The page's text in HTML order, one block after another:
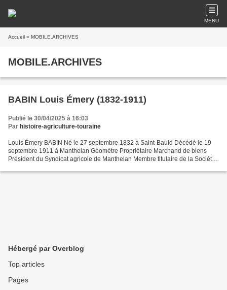
MENU
Accueil » MOBILE.ARCHIVES
MOBILE.ARCHIVES
BABIN Louis Émery (1832-1911)
Publié le 30/04/2025 à 16:03
Par histoire-agriculture-touraine
Louis Émery BABIN Né le 27 septembre 1832 à Saint-Bauld Décédé le 19
septembre 1911 à Manthelan Géomètre Propriétaire Marchand de biens
Président du Syndicat agricole de Manthelan Membre titulaire de la Société
Hébergé par Overblog
Top articles
Pages